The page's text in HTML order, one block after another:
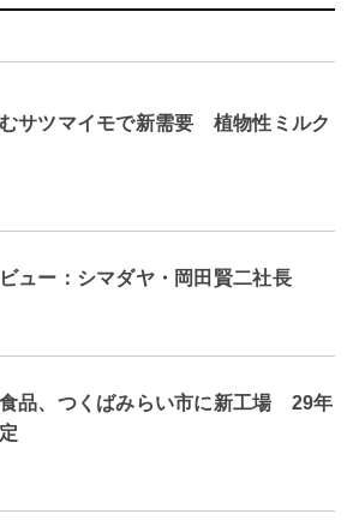
サツマイモで新需要 植物性ミルク
ュー：シマダヤ・岡田賢二社長
食品、つくばみらい市に新工場 29年